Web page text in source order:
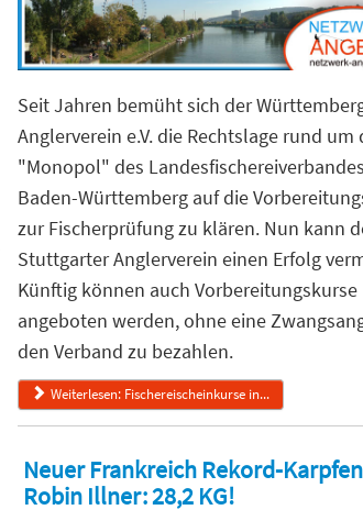
Seit Jahren bemüht sich der
Anglerverein e.V. die Rechtslage rund um
"Monopol" des Landesfischereiverbandes
Baden-Württemberg auf die
zur Fischerprüfung zu klären. Nun kann
Stuttgarter Anglerverein einen Erfolg
Künftig können auch Vorbereitungskurse
angeboten werden, ohne eine
den Verband zu bezahlen.
Weiterlesen: Fischereischeinkurse in...
Neuer Frankreich Rekord-
Robin Illner: 28,2 KG!